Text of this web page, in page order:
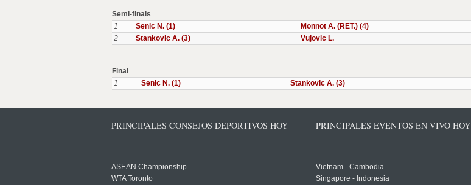
Semi-finals
1
Senic N. (1) Monnot A. (RET.) (4)
2
Stankovic A. (3) Vujovic L.
Final
1
Senic N. (1) Stankovic A. (3)
PRINCIPALES CONSEJOS DEPORTIVOS HOY
ASEAN Championship
WTA Toronto
PRINCIPALES EVENTOS EN VIVO HOY
Vietnam - Cambodia
Singapore - Indonesia